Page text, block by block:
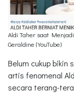
Aldi Taher saat
Geraldine (YouTube)
Belum cukup bikin
artis fenomenal
secara terang-